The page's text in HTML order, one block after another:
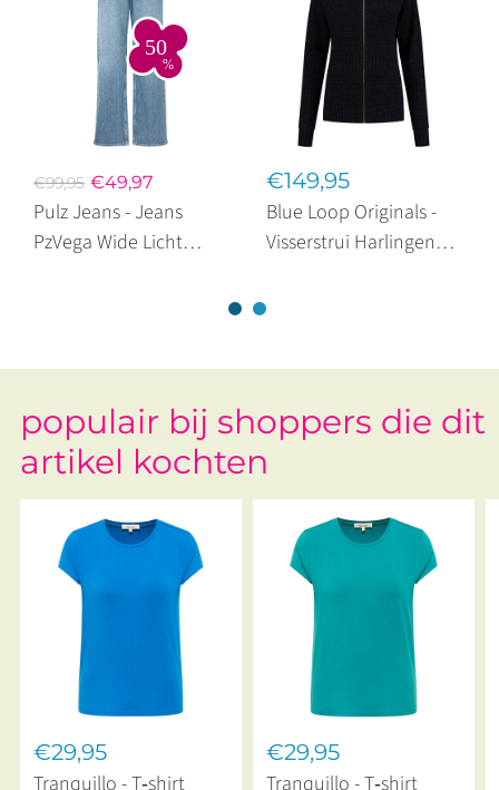
€99,95 €49,97
Pulz Jeans - Jeans
PzVega Wide Licht
€149,95
Blue Loop Originals -
Visserstrui Harlingen
populair bij shoppers die dit
artikel kochten
€29,95
Tranquillo - T‑shirt
€29,95
Tranquillo - T‑shirt